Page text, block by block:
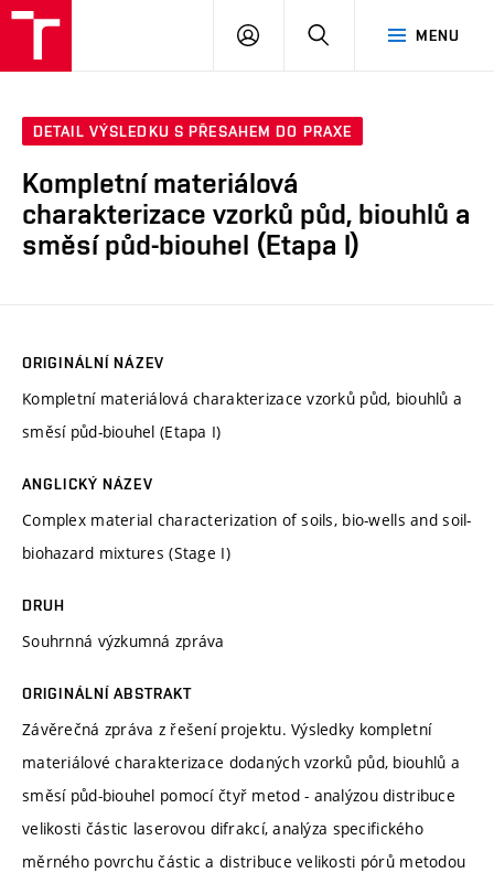
MENU
PŘIHLÁSIT
DETAIL VÝSLEDKU S PŘESAHEM DO PRAXE
Kompletní materiálová
charakterizace vzorků půd, biouhlů a
směsí půd-biouhel (Etapa I)
ORIGINÁLNÍ NÁZEV
Kompletní materiálová charakterizace vzorků půd, biouhlů a
směsí půd-biouhel (Etapa I)
ANGLICKÝ NÁZEV
Complex material characterization of soils, bio-wells and soil-
biohazard mixtures (Stage I)
DRUH
Souhrnná výzkumná zpráva
ORIGINÁLNÍ ABSTRAKT
Závěrečná zpráva z řešení projektu. Výsledky kompletní
materiálové charakterizace dodaných vzorků půd, biouhlů a
směsí půd-biouhel pomocí čtyř metod - analýzou distribuce
velikosti částic laserovou difrakcí, analýza specifického
měrného povrchu částic a distribuce velikosti pórů metodou